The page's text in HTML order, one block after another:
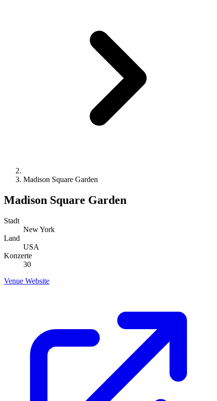
Madison Square Garden
Madison Square Garden
Stadt
New York
Land
USA
Konzerte
30
Venue Website